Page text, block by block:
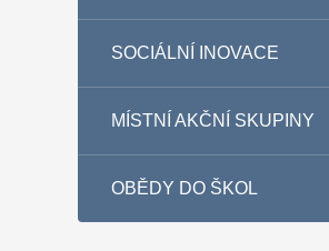
SOCIÁLNÍ INOVACE
MÍSTNÍ AKČNÍ SKUPINY
OBĚDY DO ŠKOL